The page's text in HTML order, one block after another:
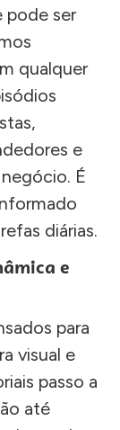
pode ser
qualquer
e
É
diárias.
e
para
visual e
passo a
até